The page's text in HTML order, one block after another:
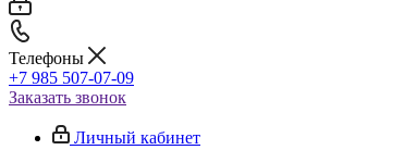
Телефоны
+7 985 507-07-09
Заказать звонок
Личный кабинет